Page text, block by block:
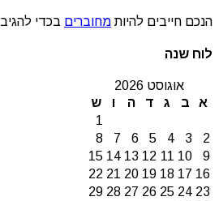
הנכם חייבים להיות מחוברים בכדי להגיב
לוח שנה
אוגוסט 2026
א
ב ג ד ה ו
ש
1
2
3
4
5
6
7
8
9
10
11
12
13
14
15
16
17
18
19
20
21
22
23
24
25
26
27
28
29